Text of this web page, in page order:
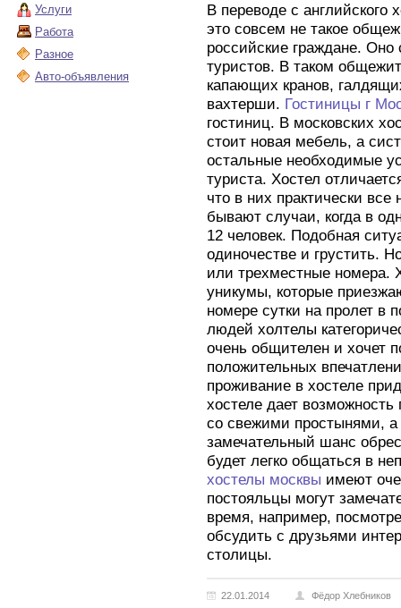
Услуги
Работа
Разное
Авто-объявления
В переводе с английского
это совсем не такое
российские граждане.
туристов. В таком
капающих кранов,
вахтерши. Гостиницы г
гостиниц. В московских
стоит новая мебель, а
остальные необходимые
туриста. Хостел
что в них практически
бывают случаи, когда в
12 человек. Подобная
одиночестве и грустить.
или трехместные номера.
уникумы, которые
номере сутки на пролет в
людей холтелы
очень общителен и хочет
положительных
проживание в хостеле
хостеле дает
со свежими простынями,
замечательный шанс
будет легко общаться в
хостелы москвы имеют
постояльцы могут
время, например,
обсудить с друзьями
столицы.
22.01.2014 Фёдор Хлебников